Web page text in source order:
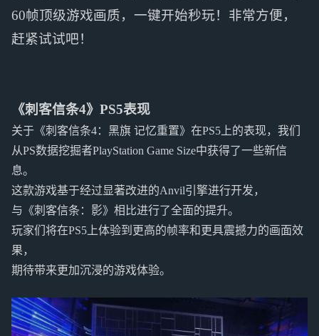
60帧顶级游戏画质，一键开始秒玩！非常方便，
赶紧试试吧！
《刺客信条4》PS5表现
关于《刺客信条4：黑旗 记忆重置》在PS5上的表现，我们
从PS数据挖掘者PlayStation Game Size中获得了一些新信
息。
这款游戏基于经过显著改进的Anvil引擎进行开发，
与《刺客信条：影》相比进行了全面的提升。
玩家们将在PS5上体验到更高的帧率和更具震撼力的画面效
果，
期待带来更加沉浸的游戏体验。